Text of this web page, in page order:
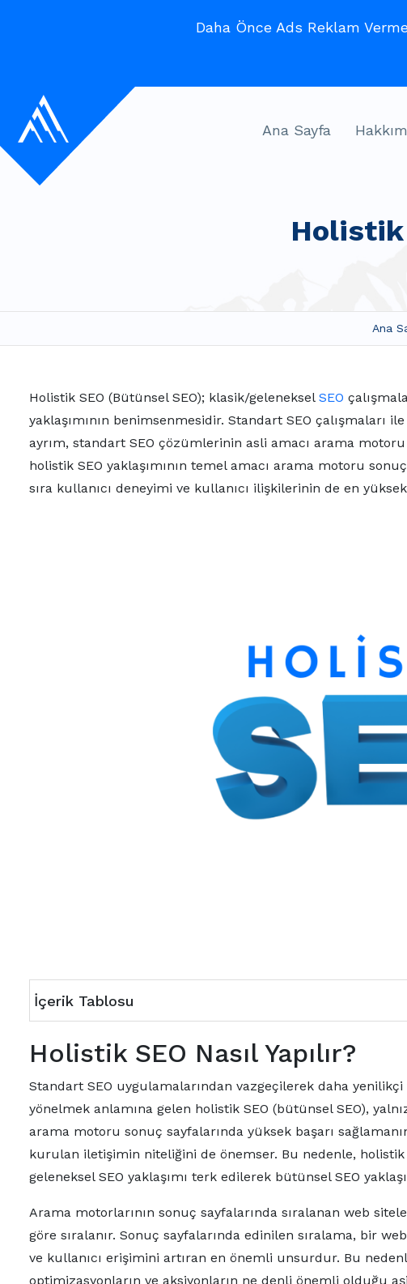
Daha Önce Ads Reklam
Ana Sayfa
Holistik
Ana
Holistik SEO (Bütünsel SEO); klasik/geleneksel SEO
yaklaşımının benimsenmesidir. Standart SEO çalışmaları
ayrım, standart SEO çözümlerinin asli amacı arama
holistik SEO yaklaşımının temel amacı arama motoru
sıra kullanıcı deneyimi ve kullanıcı ilişkilerinin de en
İçerik Tablosu
Holistik SEO Nasıl Yapılır?
Standart SEO uygulamalarından vazgeçilerek daha
yönelmek anlamına gelen holistik SEO (bütünsel SEO),
arama motoru sonuç sayfalarında yüksek başarı
kurulan iletişimin niteliğini de önemser. Bu nedenle,
geleneksel SEO yaklaşımı terk edilerek bütünsel SEO
Arama motorlarının sonuç sayfalarında sıralanan web
göre sıralanır. Sonuç sayfalarında edinilen sıralama, bir
ve kullanıcı erişimini artıran en önemli unsurdur. Bu
optimizasyonların ve aksiyonların ne denli önemli olduğu